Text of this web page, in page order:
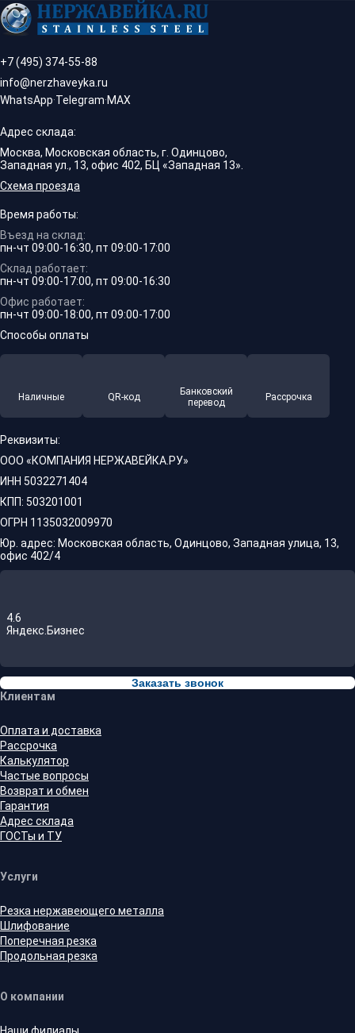
+7 (495) 374-55-88
info@nerzhaveyka.ru
WhatsApp·Telegram·MAX
Адрес склада:
Москва, Московская область, г. Одинцово,
Западная ул., 13, офис 402, БЦ «Западная 13».
Схема проезда
Время работы:
Въезд на склад:
пн-чт 09:00-16:30, пт 09:00-17:00
Склад работает:
пн-чт 09:00-17:00, пт 09:00-16:30
Офис работает:
пн-чт 09:00-18:00, пт 09:00-17:00
Способы оплаты
Наличные QR-код
Банковский
перевод
Рассрочка
Реквизиты:
ООО «КОМПАНИЯ НЕРЖАВЕЙКА.РУ»
ИНН 5032271404
КПП: 503201001
ОГРН 1135032009970
Юр. адрес: Московская область, Одинцово, Западная улица, 13,
офис 402/4
4.6
Яндекс.Бизнес
Заказать звонок
Клиентам
Оплата и доставка
Рассрочка
Калькулятор
Частые вопросы
Возврат и обмен
Гарантия
Адрес склада
ГОСТы и ТУ
Услуги
Резка нержавеющего металла
Шлифование
Поперечная резка
Продольная резка
О компании